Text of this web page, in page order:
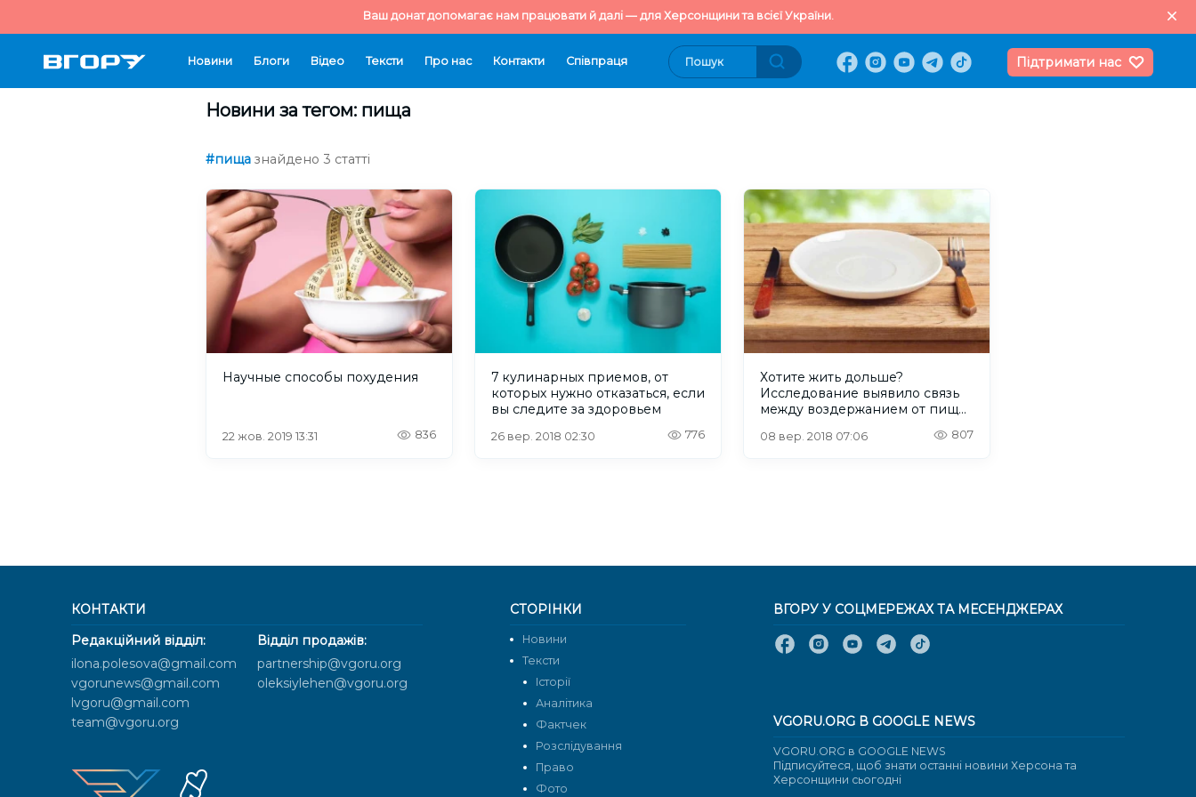
Ваш донат допомагає нам працювати й далі — для Херсонщини та всієї України.
Новини Блоги Відео Тексти Про нас Контакти Cпівпраця Підтримати нас
Новини за тегом: пища
#пища знайдено 3 статті
Научные способы похудения
22 жов. 2019 13:31 836
7 кулинарных приемов, от
которых нужно отказаться, если
вы следите за здоровьем
26 вер. 2018 02:30 776
Хотите жить дольше?
Исследование выявило связь
между воздержанием от пищи
08 вер. 2018 07:06 807
КОНТАКТИ
Редакційний відділ:
ilona.polesova@gmail.com
vgorunews@gmail.com
lvgoru@gmail.com
team@vgoru.org
Відділ продажів:
partnership@vgoru.org
oleksiylehen@vgoru.org
СТОРІНКИ
Новини
Тексти
Історії
Аналітика
Фактчек
Розслідування
Право
Фото
ВГОРУ У СОЦМЕРЕЖАХ ТА МЕСЕНДЖЕРАХ
VGORU.ORG В GOOGLE NEWS
VGORU.ORG в GOOGLE NEWS
Підписуйтеся, щоб знати останні новини Херсона та
Херсонщини сьогодні